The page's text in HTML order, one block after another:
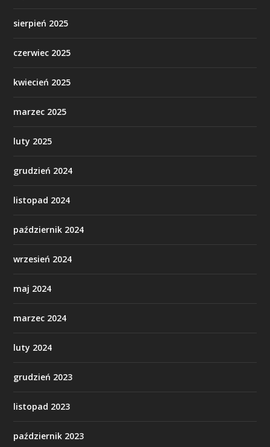
sierpień 2025
czerwiec 2025
kwiecień 2025
marzec 2025
luty 2025
grudzień 2024
listopad 2024
październik 2024
wrzesień 2024
maj 2024
marzec 2024
luty 2024
grudzień 2023
listopad 2023
październik 2023